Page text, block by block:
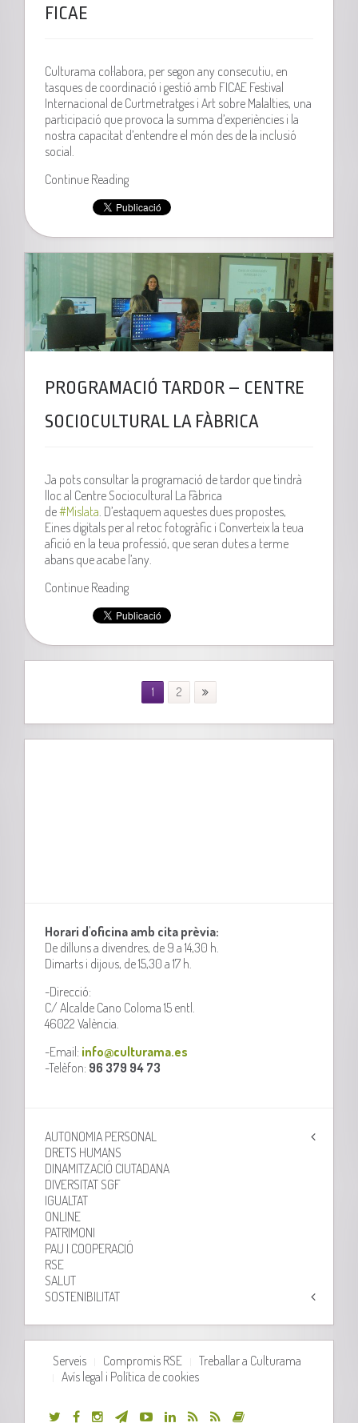
FICAE
Culturama col·labora, per segon any consecutiu, en
tasques de coordinació i gestió amb FICAE Festival
Internacional de Curtmetratges i Art sobre Malalties, una
participació que provoca la summa d’experiències i la
nostra capacitat d’entendre el món des de la inclusió
social.
Continue Reading
PROGRAMACIÓ TARDOR – CENTRE
SOCIOCULTURAL LA FÀBRICA
Ja pots consultar la programació de tardor que tindrà
lloc al Centre Sociocultural La Fàbrica
de#Mislata . D’estaquem aquestes dues propostes,
Eines digitals per al retoc fotogràfic i Converteix la teua
afició en la teua professió, que seran dutes a terme
abans que acabe l’any.
Continue Reading
1 2
Horari d'oficina amb cita prèvia:
De dilluns a divendres, de 9 a 14,30 h.
Dimarts i dijous, de 15,30 a 17 h.
-Direcció:
C/ Alcalde Cano Coloma 15 entl.
46022 València.
-Email: info@culturama.es
-Telèfon: 96 379 94 73
AUTONOMIA PERSONAL
DRETS HUMANS
DINAMITZACIÓ CIUTADANA
DIVERSITAT SGF
IGUALTAT
ONLINE
PATRIMONI
PAU I COOPERACIÓ
RSE
SALUT
SOSTENIBILITAT
Serveis Compromis RSE
Treballar a Culturama
Avís legal i Política de cookies